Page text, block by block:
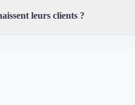
commerciales, ce qui permet
leurs clients ?